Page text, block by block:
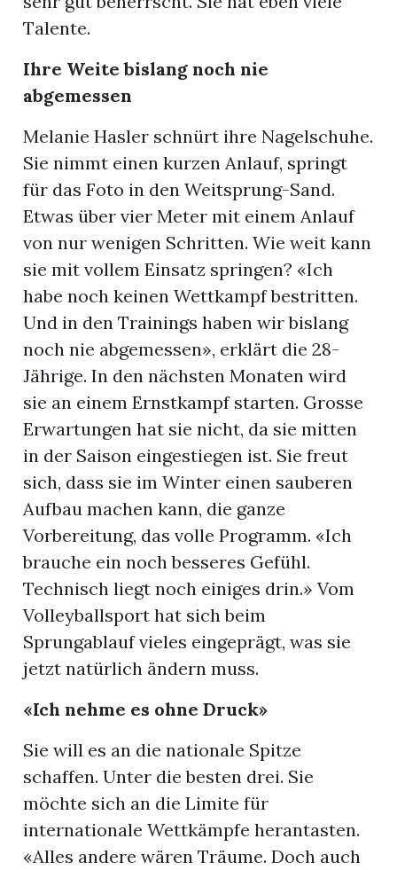
Talente.
Ihre Weite bislang noch nie
abgemessen
Melanie Hasler schnürt ihre Nagelschuhe.
Sie nimmt einen kurzen Anlauf, springt
für das Foto in den Weitsprung-Sand.
Etwas über vier Meter mit einem Anlauf
von nur wenigen Schritten. Wie weit kann
sie mit vollem Einsatz springen? «Ich
habe noch keinen Wettkampf bestritten.
Und in den Trainings haben wir bislang
noch nie abgemessen», erklärt die 28-
Jährige. In den nächsten Monaten wird
sie an einem Ernstkampf starten. Grosse
Erwartungen hat sie nicht, da sie mitten
in der Saison eingestiegen ist. Sie freut
sich, dass sie im Winter einen sauberen
Aufbau machen kann, die ganze
Vorbereitung, das volle Programm. «Ich
brauche ein noch besseres Gefühl.
Technisch liegt noch einiges drin.» Vom
Volleyballsport hat sich beim
Sprungablauf vieles eingeprägt, was sie
jetzt natürlich ändern muss.
«Ich nehme es ohne Druck»
Sie will es an die nationale Spitze
schaffen. Unter die besten drei. Sie
möchte sich an die Limite für
internationale Wettkämpfe herantasten.
«Alles andere wären Träume. Doch auch